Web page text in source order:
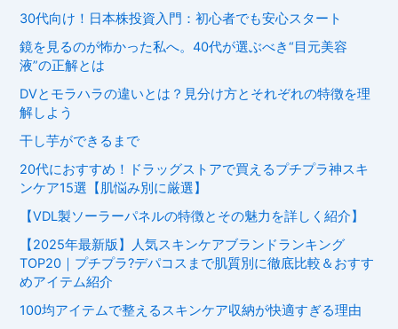
30代向け！日本株投資入門：初心者でも安心スタート
鏡を見るのが怖かった私へ。40代が選ぶべき“目元美容
液”の正解とは
DVとモラハラの違いとは？見分け方とそれぞれの特徴を理
解しよう
干し芋ができるまで
20代におすすめ！ドラッグストアで買えるプチプラ神スキ
ンケア15選【肌悩み別に厳選】
【VDL製ソーラーパネルの特徴とその魅力を詳しく紹介】
【2025年最新版】人気スキンケアブランドランキング
TOP20｜プチプラ?デパコスまで肌質別に徹底比較＆おすす
めアイテム紹介
100均アイテムで整えるスキンケア収納が快適すぎる理由